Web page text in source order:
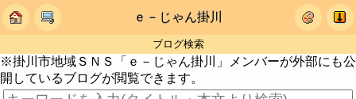
ｅ－じゃん掛川
ブログ検索
※掛川市地域ＳＮＳ「ｅ－じゃん掛川」メンバーが外部にも公
開しているブログが閲覧できます。